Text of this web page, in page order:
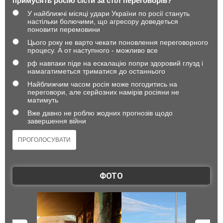
У найближчі місяці удари України по росії стануть
настільки болючими, що агресору доведеться
поновити перемовини
Цього року не варто чекати поновлення переговорного
процесу. А от наступного - можливо все
рф навпаки піде на ескалацію попри здоровий глузд і
намагатиметься триматися до останнього
Найближчим часом росія може погодитись на
переговори, але серйозних намірів росіяни не
матимуть
Вже давно не роблю жодних прогнозів щодо
завершення війни
ФОТО